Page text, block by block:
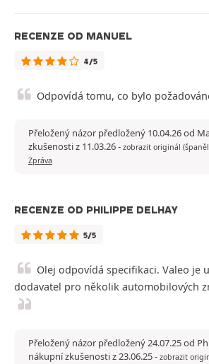
RECENZE OD MANUEL
4/5
Odpovídá tomu, co bylo
Přeložený názor předložený 10.04.26 od
zkušenosti z 11.03.26- zobrazit originál
Zpráva
RECENZE OD PHILIPPE DELHAY
5/5
Olej odpovídá specifikaci. Valeo je
dodavatel pro několik automobilových
Přeložený názor předložený 24.07.25 od
nákupní zkušenosti z 23.06.25- zobrazit